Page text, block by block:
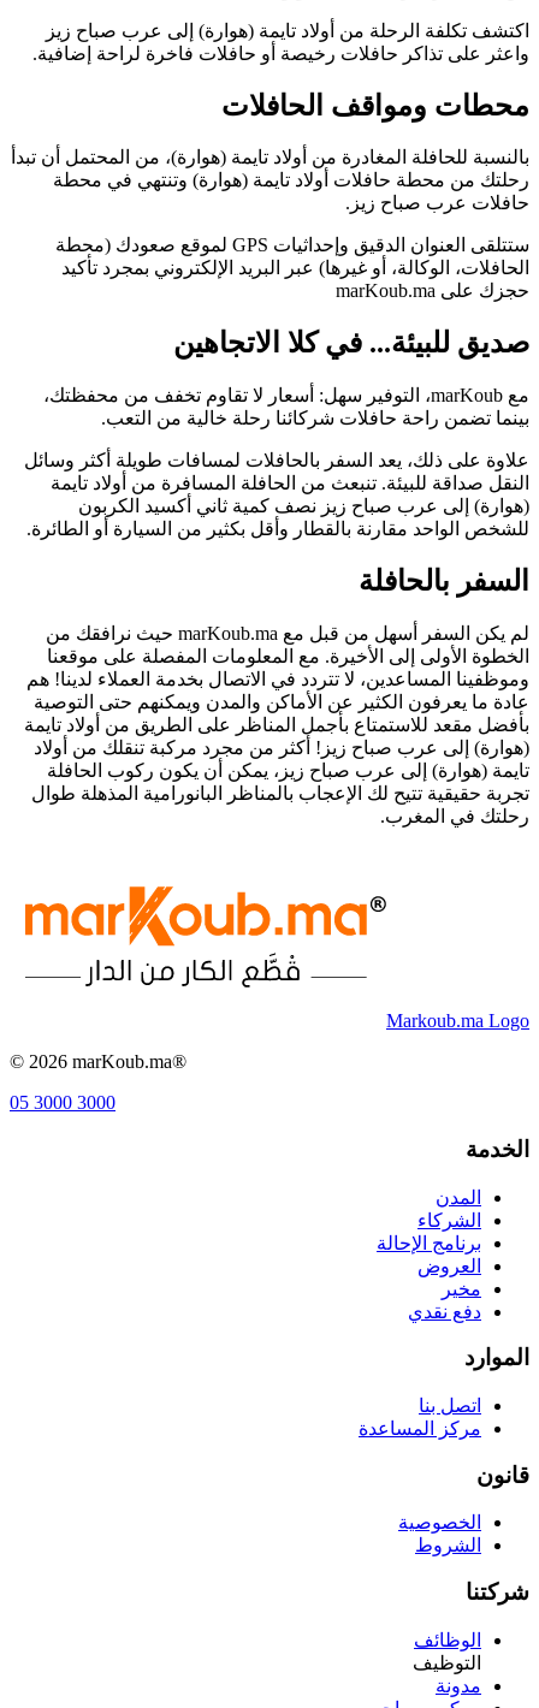
اكتشف تكلفة الرحلة من أولاد تايمة (هوارة) إلى عرب صباح زيز
واعثر على تذاكر حافلات رخيصة أو حافلات فاخرة لراحة إضافية.
محطات ومواقف الحافلات
بالنسبة للحافلة المغادرة من أولاد تايمة (هوارة)، من المحتمل أن تبدأ
رحلتك من محطة حافلات أولاد تايمة (هوارة) وتنتهي في محطة
حافلات عرب صباح زيز.
ستتلقى العنوان الدقيق وإحداثيات GPS لموقع صعودك (محطة
الحافلات، الوكالة، أو غيرها) عبر البريد الإلكتروني بمجرد تأكيد
حجزك على marKoub.ma
صديق للبيئة... في كلا الاتجاهين
مع marKoub، التوفير سهل: أسعار لا تقاوم تخفف من محفظتك،
بينما تضمن راحة حافلات شركائنا رحلة خالية من التعب.
علاوة على ذلك، يعد السفر بالحافلات لمسافات طويلة أكثر وسائل
النقل صداقة للبيئة. تنبعث من الحافلة المسافرة من أولاد تايمة
(هوارة) إلى عرب صباح زيز نصف كمية ثاني أكسيد الكربون
للشخص الواحد مقارنة بالقطار وأقل بكثير من السيارة أو الطائرة.
السفر بالحافلة
لم يكن السفر أسهل من قبل مع marKoub.ma حيث نرافقك من
الخطوة الأولى إلى الأخيرة. مع المعلومات المفصلة على موقعنا
وموظفينا المساعدين، لا تتردد في الاتصال بخدمة العملاء لدينا! هم
عادة ما يعرفون الكثير عن الأماكن والمدن ويمكنهم حتى التوصية
بأفضل مقعد للاستمتاع بأجمل المناظر على الطريق من أولاد تايمة
(هوارة) إلى عرب صباح زيز! أكثر من مجرد مركبة تنقلك من أولاد
تايمة (هوارة) إلى عرب صباح زيز، يمكن أن يكون ركوب الحافلة
تجربة حقيقية تتيح لك الإعجاب بالمناظر البانورامية المذهلة طوال
رحلتك في المغرب.
Markoub.ma Logo
© 2026 marKoub.ma®
05 3000 3000
الخدمة
المدن
الشركاء
برنامج الإحالة
العروض
مخير
دفع نقدي
الموارد
اتصل بنا
مركز المساعدة
قانون
الخصوصية
الشروط
شركتنا
الوظائف
التوظيف
مدونة